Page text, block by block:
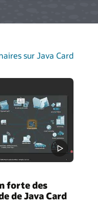
sur Java Card
forte des
de Java Card